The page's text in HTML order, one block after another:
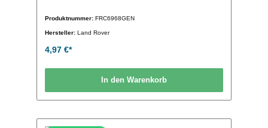
Produktnummer: FRC6968GEN
Hersteller: Land Rover
4,97 €*
In den Warenkorb